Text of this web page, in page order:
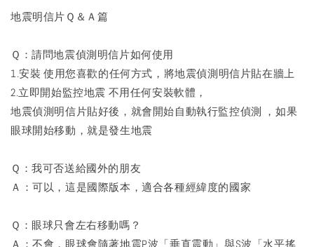
​地震明信片Ｑ＆Ａ篇
Ｑ：請問地震偵測明信片如何使用
1.安裝 使用您喜歡的任何方式，將地震偵測明信片貼在牆上
2.立即開始監控地震 不用任何安裝軟體，
地震偵測明信片貼好後，就會開始自動執行監控偵測 ，如果
眼球開始移動，就是發生地震
Ｑ：我可否送給國外的朋友
Ａ：可以，這是國際版本，適合各種經緯度的國家
Ｑ：眼球只會左右移動嗎？
Ａ：不會，眼球會隨著地震P波「垂直震動」與S波「水平搖